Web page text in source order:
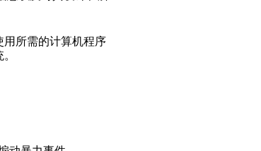
所需的计算机程序